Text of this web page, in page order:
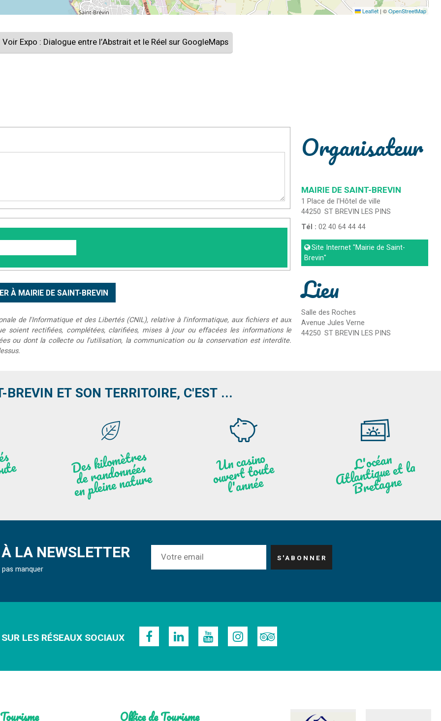
Leaflet | ©OpenStreetMap
Voir Expo : Dialogue entre l’Abstrait et le Réel sur GoogleMaps
de l'Informatique et des Libertés (CNIL), relative à l'informatique, aux fichiers et aux
rectifiées, complétées, clarifiées, mises à jour ou effacées les informations le
ou dont la collecte ou l'utilisation, la communication ou la conservation est interdite.
Organisateur
MAIRIE DE SAINT-BREVIN
1 Place de l'Hôtel de ville
44250 ST BREVIN LES PINS
Tél :02 40 64 44 44
Site Internet"Mairie de Saint-
Brevin"
Lieu
Salle des Roches
Avenue Jules Verne
44250 ST BREVIN LES PINS
BREVIN ET SON TERRITOIRE, C'EST ...
Des
kilo
mèt
res
de
r
a
n
do
n
nées
e
n
plei
ne
n
atu
re
U
n c
asi
n
o
ouve
rt toute
l'
a
n
née
L'océ
a
n
Atl
a
nti
que et la
B
ret
a
g
ne
LA NEWSLETTER
manquer
LES RÉSEAUX SOCIAUX
Office de Tourisme